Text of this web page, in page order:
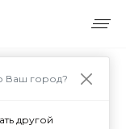
Ваш город?
другой